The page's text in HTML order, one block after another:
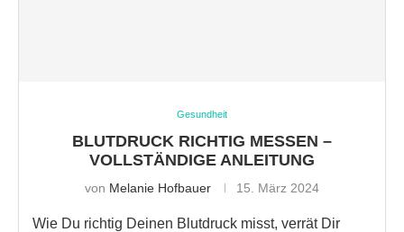
Gesundheit
BLUTDRUCK RICHTIG MESSEN –
VOLLSTÄNDIGE ANLEITUNG
von Melanie Hofbauer 15. März 2024
Wie Du richtig Deinen Blutdruck misst, verrät Dir